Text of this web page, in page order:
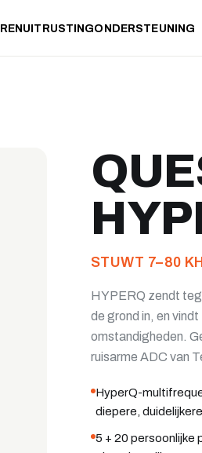
UITRUSTINGONDERSTEUNING
STUWT 7–80
HYPERQ zendt
de grond in, en
omstandigheden.
ruisarme ADC van
HyperQ-
diepere,
5 + 20 persoonlijke